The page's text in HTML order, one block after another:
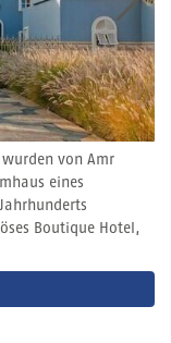
von Amr
eines
Boutique Hotel,